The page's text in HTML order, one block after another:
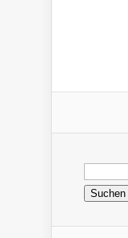
Suchen
nach: